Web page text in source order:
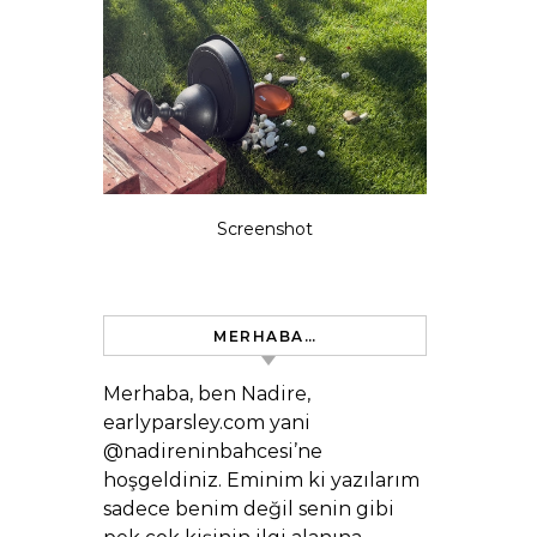
Screenshot
MERHABA…
Merhaba, ben Nadire,
earlyparsley.com yani
@nadireninbahcesi’ne
hoşgeldiniz. Eminim ki yazılarım
sadece benim değil senin gibi